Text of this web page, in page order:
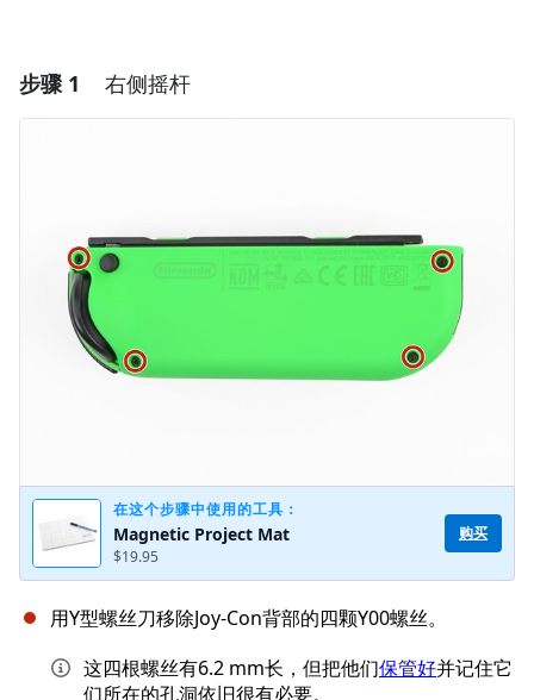
步骤 1 右侧摇杆
在这个步骤中使用的工具：
Magnetic Project Mat
$19.95
购买
用Y型螺丝刀移除Joy-Con背部的四颗Y00螺丝。
这四根螺丝有6.2 mm长，但把他们保管好并记住它
们所在的孔洞依旧很有必要。